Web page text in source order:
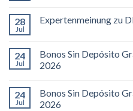
28
Jul
Expertenmeinung zu
24
Jul
Bonos Sin Depósito
2026
24
Jul
Bonos Sin Depósito
2026